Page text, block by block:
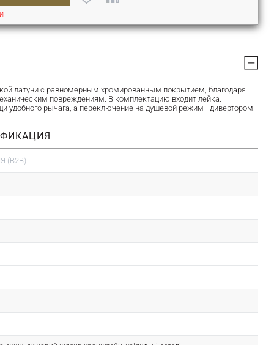
латуни с равномерным хромированным покрытием, благодаря
повреждениям. В комплектацию входит лейка.
удобного рычага, а переключение на душевой режим - дивертором.
(B2B)